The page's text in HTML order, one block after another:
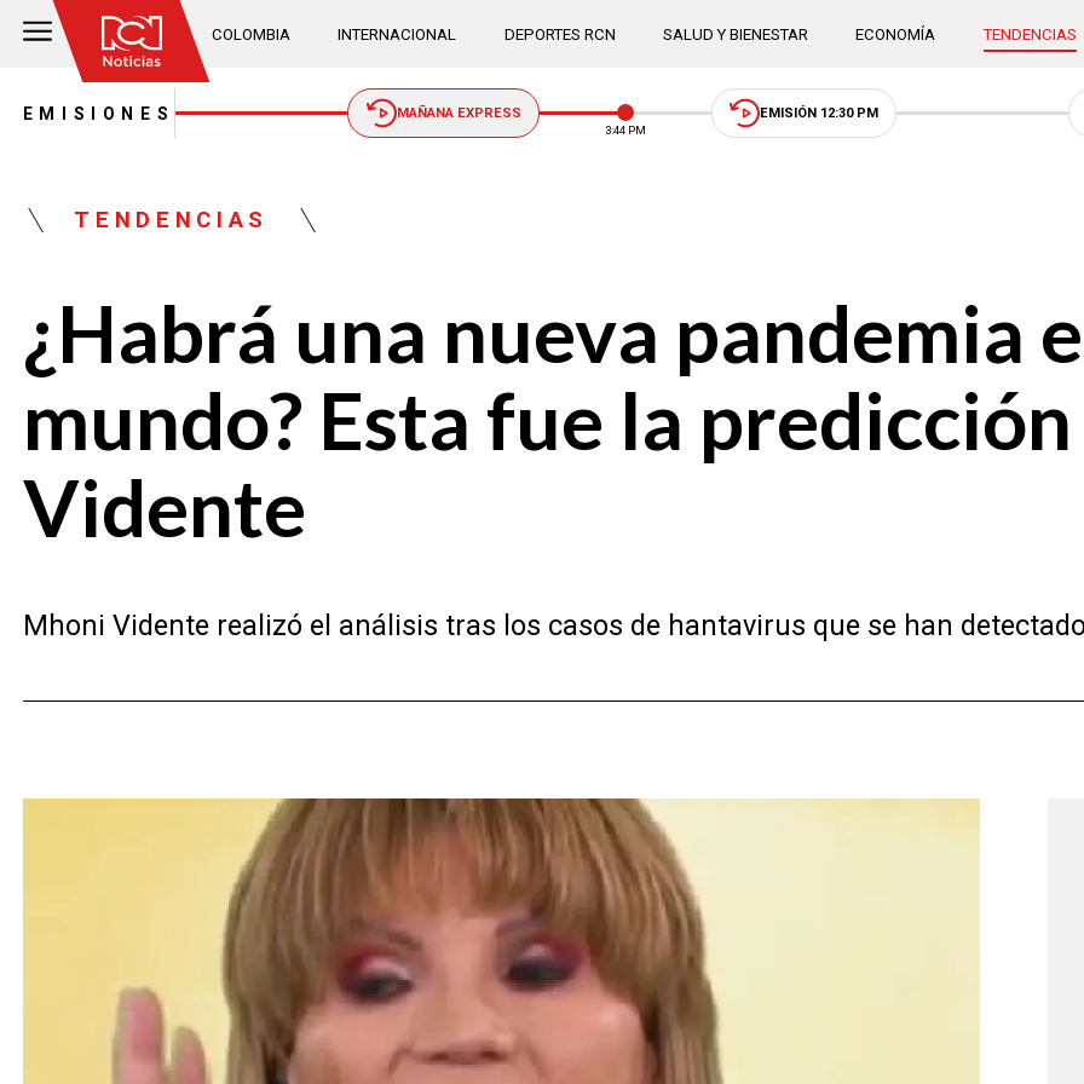
COLOMBIA INTERNACIONAL DEPORTES RCN SALUD Y BIENESTAR ECONOMÍA TENDENCIAS
EMISIONES MAÑANA EXPRESS
3:44 PM
EMISIÓN 12:30 PM
TENDENCIAS
¿Habrá una nueva pandemia
mundo? Esta fue la
Vidente
Mhoni Vidente realizó el análisis tras los casos de hantavirus que se han